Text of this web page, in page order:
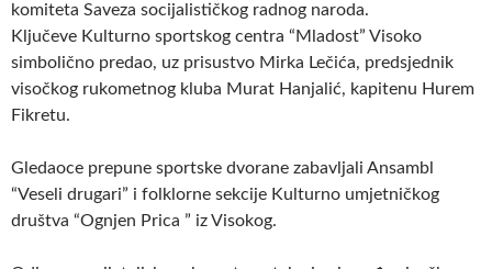
komiteta Saveza socijalističkog radnog naroda.
Ključeve Kulturno sportskog centra “Mladost” Visoko
simbolično predao, uz prisustvo Mirka Lečića, predsjednik
visočkog rukometnog kluba Murat Hanjalić, kapitenu Hurem
Fikretu.
Gledaoce prepune sportske dvorane zabavljali Ansambl
“Veseli drugari” i folklorne sekcije Kulturno umjetničkog
društva “Ognjen Prica ” iz Visokog.